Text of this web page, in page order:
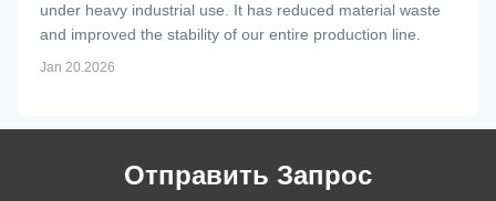
under heavy industrial use. It has reduced material waste
and improved the stability of our entire production line.
Jan 20.2026
Отправить Запрос